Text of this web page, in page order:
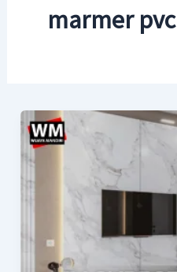
marmer pvc